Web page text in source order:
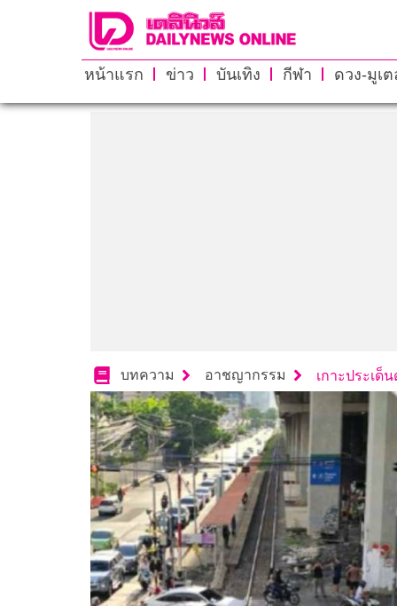
หน้าแรก ข่าว บันเทิง กีฬา ดวง-มูเต
บทความ อาชญากรรม เกาะประเด็น